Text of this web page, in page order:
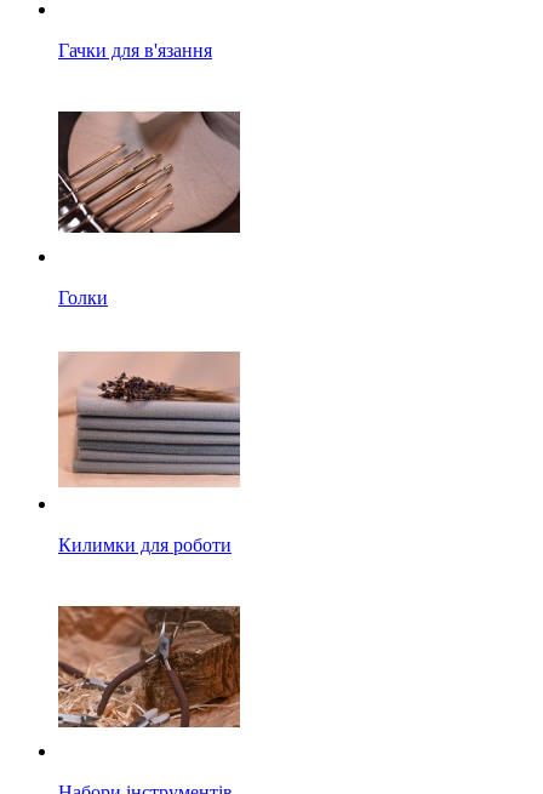
Гачки для в'язання
Голки
Килимки для роботи